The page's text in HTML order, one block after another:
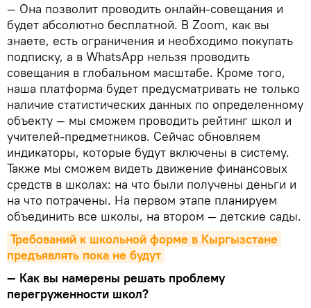
— Она позволит проводить онлайн-совещания и
будет абсолютно бесплатной. В Zoom, как вы
знаете, есть ограничения и необходимо покупать
подписку, а в WhatsApp нельзя проводить
совещания в глобальном масштабе. Кроме того,
наша платформа будет предусматривать не только
наличие статистических данных по определенному
объекту — мы сможем проводить рейтинг школ и
учителей-предметников. Сейчас обновляем
индикаторы, которые будут включены в систему.
Также мы сможем видеть движение финансовых
средств в школах: на что были получены деньги и
на что потрачены. На первом этапе планируем
объединить все школы, на втором — детские сады.
Требований к школьной форме в Кыргызстане
предъявлять пока не будут
— Как вы намерены решать проблему
перегруженности школ?